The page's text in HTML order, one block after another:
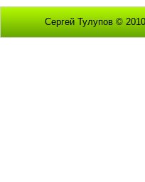
Сергей Тулупов ©